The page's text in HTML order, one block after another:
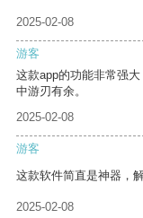
2025-02-08
游客
这款app的功能非常强
中游刃有余。
2025-02-08
游客
这款软件简直是神器，
2025-02-08